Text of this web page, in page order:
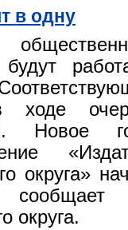
в одну
ходе
Новое
округа»
округа.